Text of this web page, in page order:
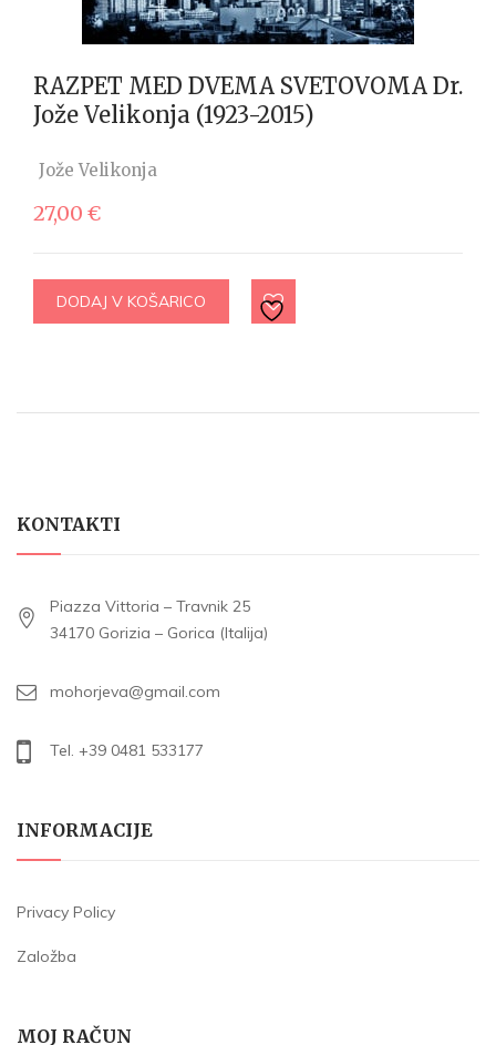
RAZPET MED DVEMA SVETOVOMA Dr.
Jože Velikonja (1923-2015)
Jože Velikonja
27,00 €
DODAJ V KOŠARICO
KONTAKTI
Piazza Vittoria – Travnik 25
34170 Gorizia – Gorica (Italija)
mohorjeva@gmail.com
Tel. +39 0481 533177
INFORMACIJE
Privacy Policy
Založba
MOJ RAČUN